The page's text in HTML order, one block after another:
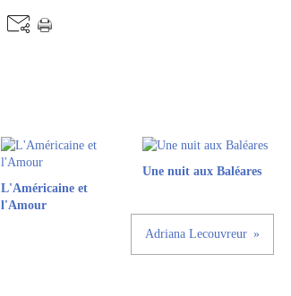
L'Américaine et
l'Amour
Une nuit aux Baléares
Adriana Lecouvreur